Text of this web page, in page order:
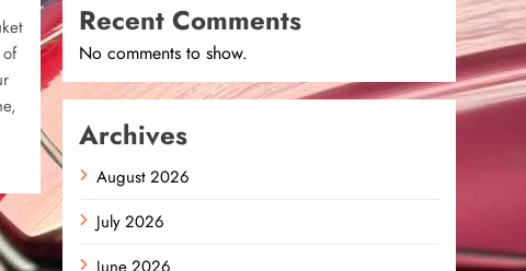
Recent Comments
No comments to show.
Archives
August 2026
July 2026